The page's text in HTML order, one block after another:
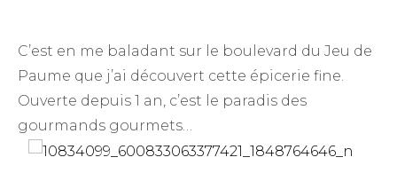
C’est en me baladant sur le boulevard du Jeu de
Paume que j’ai découvert cette épicerie fine.
Ouverte depuis 1 an, c’est le paradis des
gourmands gourmets…